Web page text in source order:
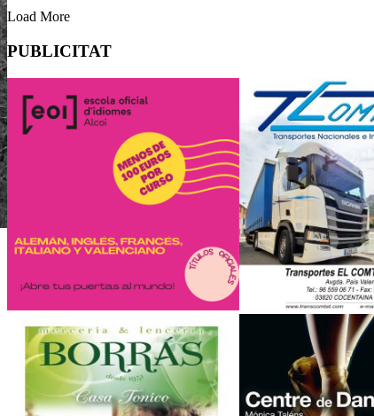
Load More
PUBLICITAT